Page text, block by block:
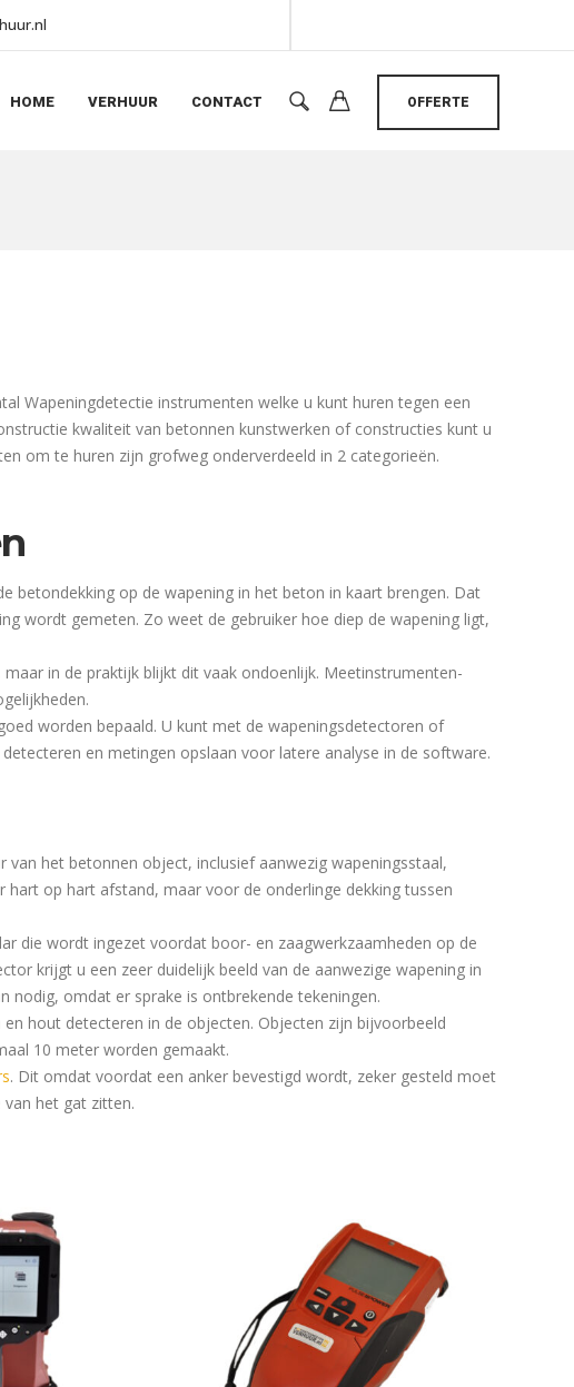
HOME VERHUUR CONTACT OFFERTE
Wapeningdetectie instrumenten welke u kunt huren tegen een
kwaliteit van betonnen kunstwerken of constructies kunt u
om te huren zijn grofweg onderverdeeld in 2 categorieën.
betondekking op de wapening in het beton in kaart brengen. Dat
wordt gemeten. Zo weet de gebruiker hoe diep de wapening ligt,
in de praktijk blijkt dit vaak ondoenlijk. Meetinstrumenten-
worden bepaald. U kunt met de wapeningsdetectoren of
en metingen opslaan voor latere analyse in de software.
het betonnen object, inclusief aanwezig wapeningsstaal,
op hart afstand, maar voor de onderlinge dekking tussen
die wordt ingezet voordat boor- en zaagwerkzaamheden op de
krijgt u een zeer duidelijk beeld van de aanwezige wapening in
nodig, omdat er sprake is ontbrekende tekeningen.
hout detecteren in de objecten. Objecten zijn bijvoorbeeld
10 meter worden gemaakt.
. Dit omdat voordat een anker bevestigd wordt, zeker gesteld moet
het gat zitten.